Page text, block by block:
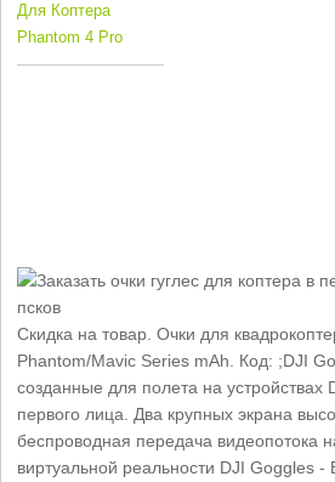
Для Коптера
Phantom 4 Pro
Скидка на товар. Очки для
Phantom/Mavic Series mAh. Код: ;DJI
созданные для полета на устройствах
первого лица. Два крупных экрана
беспроводная передача видеопотока
виртуальной реальности DJI Goggles -